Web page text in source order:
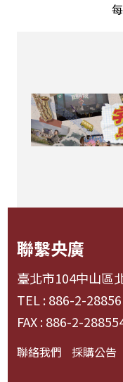
聯繫央廣
臺北市104中山區
TEL : 886-2-
FAX : 886-2-
聯絡我們 採購公告